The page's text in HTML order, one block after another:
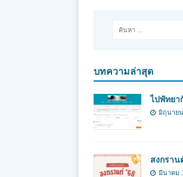
บทความล่าสุด
ไปพัทยา
มิถุนายน
สงกราน
มีนาคม